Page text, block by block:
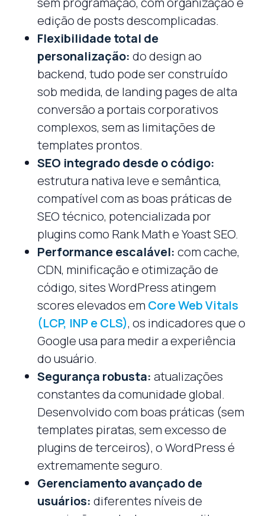
edição de posts descomplicadas.
Flexibilidade total de
personalização: do design ao
backend, tudo pode ser construído
sob medida, de landing pages de alta
conversão a portais corporativos
complexos, sem as limitações de
templates prontos.
SEO integrado desde o código:
estrutura nativa leve e semântica,
compatível com as boas práticas de
SEO técnico, potencializada por
plugins como Rank Math e Yoast SEO.
Performance escalável: com cache,
CDN, minificação e otimização de
código, sites WordPress atingem
scores elevados em Core Web Vitals
(LCP, INP e CLS), os indicadores que o
Google usa para medir a experiência
do usuário.
Segurança robusta: atualizações
constantes da comunidade global.
Desenvolvido com boas práticas (sem
templates piratas, sem excesso de
plugins de terceiros), o WordPress é
extremamente seguro.
Gerenciamento avançado de
usuários: diferentes níveis de